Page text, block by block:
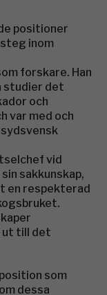
positioner
inom
forskare. Han
studier det
och
var med och
vid
sakkunskap,
en respekterad
ut till det
som
dessa